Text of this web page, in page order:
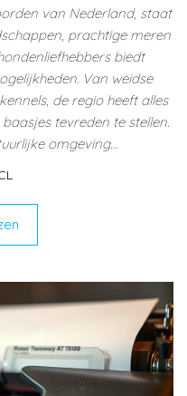
van Nederland, staat
prachtige meren
biedt
Van weidse
de regio heeft alles
tevreden te stellen.
omgeving…